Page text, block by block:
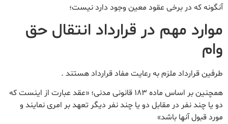
آنگونه که در برخی عقود معین وجود دارد نیست؛
موارد مهم در قرارداد انتقال حق
وام
طرفین قرارداد ملزم به رعایت مفاد قرارداد هستند .
همچنین بر اساس ماده 183 قانونی مدنی؛ «عقد عبارت از اینست که
دو یا چند نفر در مقابل دو یا چند نفر دیگر تعهد بر امری نمایند و
مورد قبول آنها باشد»